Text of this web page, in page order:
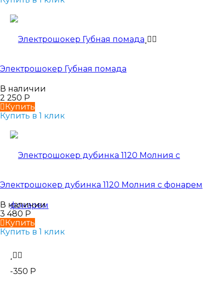
Электрошокер Губная помада
В наличии
2 250 Р
Купить
Купить в 1 клик
Электрошокер дубинка 1120 Молния с фонарем
В наличии
3 480 Р
Купить
Купить в 1 клик
-350 Р